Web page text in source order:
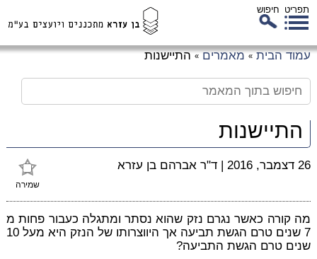
תפריט חיפוש
עמוד הבית » מאמרים » התיישנות
התיישנות
שמירה
26 דצמבר, 2016 | ד"ר אברהם בן עזרא
מה קורה כאשר נגרם נזק שהוא נסתר ומתגלה כעבור פחות מ
7 שנים טרם הגשת תביעה אך היווצרותו של הנזק היא מעל 10
שנים טרם הגשת התביעה?